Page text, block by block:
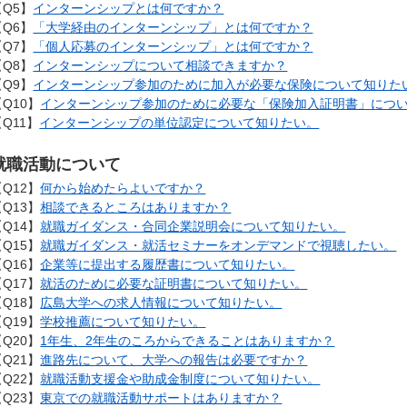
】 インターンシップとは何ですか？
】
「大学経由のインターンシップ」とは何ですか？
】
「個人応募のインターンシップ」とは何ですか？
】 インターンシップについて相談できますか？
】 インターンシップ参加のために加入が必要な保険について知りた
】 インターンシップ参加のために必要な「保険加入証明書」につ
】 インターンシップの単位認定について知りたい。
職活動について
Q12】何から始めたらよいですか？
Q13】相談できるところはありますか？
Q14】就職ガイダンス・合同企業説明会について知りたい。
Q15】就職ガイダンス・就活セミナーをオンデマンドで視聴したい。
Q16】企業等に提出する履歴書について知りたい。
Q17】就活のために必要な証明書について知りたい。
】 広島大学への求人情報について知りたい。
Q19】学校推薦について知りたい。
】 1年生、2年生のころからできることはありますか？
Q21】進路先について、大学への報告は必要ですか？
Q22】就職活動支援金や助成金制度について知りたい。
Q23】東京での就職活動サポートはありますか？